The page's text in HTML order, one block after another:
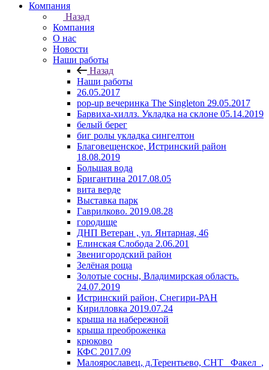
Компания
Назад
Компания
О нас
Новости
Наши работы
Назад
Наши работы
26.05.2017
pop-up вечеринка The Singleton 29.05.2017
Барвиха-хиллз. Укладка на склоне 05.14.2019
белый берег
биг ролы укладка сингелтон
Благовещенское, Истринский район
18.08.2019
Большая вода
Бригантина 2017.08.05
вита верде
Выставка парк
Гаврилково. 2019.08.28
городище
ДНП Ветеран , ул. Янтарная, 46
Елинская Слобода 2.06.201
Звенигородский район
Зелёная роща
Золотые сосны, Владимирская область.
24.07.2019
Истринский район, Снегири-РАН
Кирилловка 2019.07.24
крыша на набережной
крыша преоброженка
крюково
КФС 2017.09
Малоярославец, д.Терентьево, СНТ _Факел_,